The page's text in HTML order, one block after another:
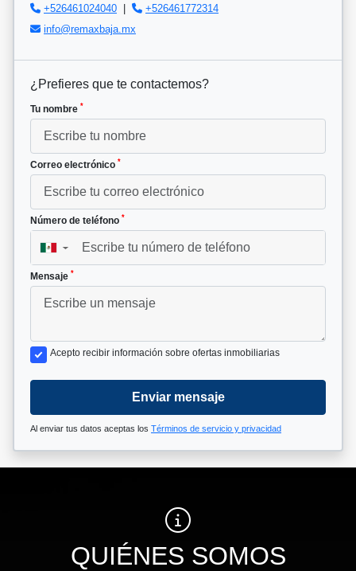
+526461024040 |
+526461772314
info@remaxbaja.mx
¿Prefieres que te contactemos?
Tu nombre *
Correo electrónico *
Número de teléfono *
▼
Mensaje *
Acepto recibir información sobre ofertas inmobiliarias
Enviar mensaje
Al enviar tus datos aceptas los Términos de servicio y privacidad
QUIÉNES SOMOS